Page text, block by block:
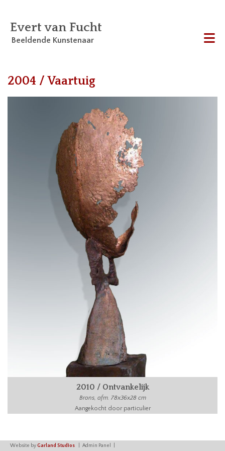
Evert van Fucht
Beeldende Kunstenaar
2004 / Vaartuig
2010 / Ontvankelijk
Brons, afm. 78x36x28 cm
Aangekocht door particulier
Website byGarland Studios Admin Panel